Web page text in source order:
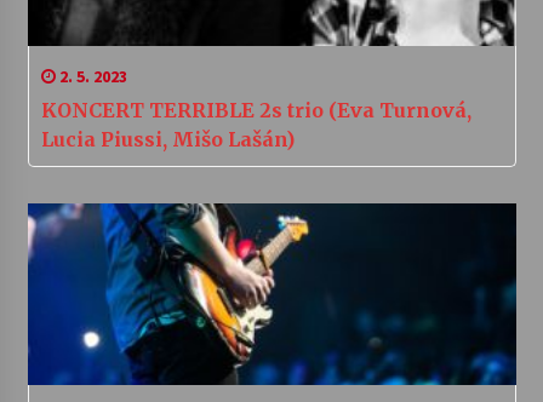
2. 5. 2023
KONCERT TERRIBLE 2s trio (Eva Turnová,
Lucia Piussi, Mišo Lašán)